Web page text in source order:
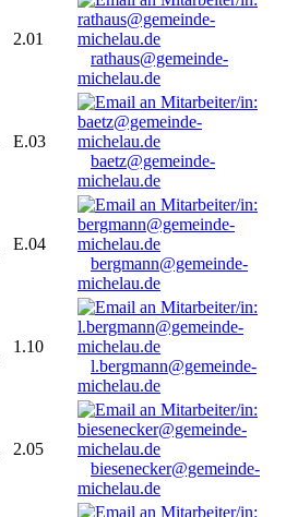
2.01
rathaus@gemeinde-
michelau.de
E.03
baetz@gemeinde-
michelau.de
E.04
bergmann@gemeinde-
michelau.de
1.10
l.bergmann@gemeinde-
michelau.de
2.05
biesenecker@gemeinde-
michelau.de